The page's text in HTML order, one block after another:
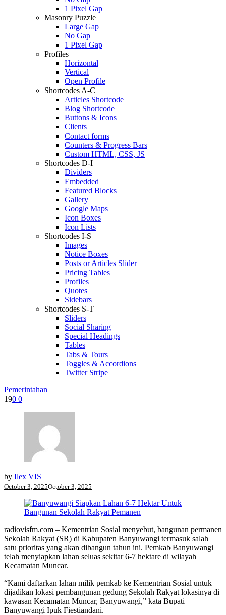
1 Pixel Gap
Masonry Puzzle
Large Gap
No Gap
1 Pixel Gap
Profiles
Horizontal
Vertical
Open Profile
Shortcodes A-C
Articles Shortcode
Blog Shortcode
Buttons & Icons
Clients
Contact forms
Counters & Progress Bars
Custom HTML, CSS, JS
Shortcodes D-I
Dividers
Embedded
Featured Blocks
Gallery
Google Maps
Icon Boxes
Icon Lists
Shortcodes I-S
Images
Notice Boxes
Posts or Articles Slider
Pricing Tables
Profiles
Quotes
Sidebars
Shortcodes S-T
Sliders
Social Sharing
Special Headings
Tables
Tabs & Tours
Toggles & Accordions
Twitter Stripe
Pemerintahan
190 0
by Ilex VIS
October 3, 2025October 3, 2025
radiovisfm.com – Kementrian Sosial menyebut, bangunan permanen
Sekolah Rakyat (SR) di Kabupaten Banyuwangi termasuk salah
satu prioritas yang akan dibangun tahun ini. Pemkab Banyuwangi
telah menyiapkan lahan seluas sekitar 6-7 hektare di wilayah
Kecamatan Muncar.
“Kami daftarkan lahan milik pemkab ke Kementrian Sosial untuk
dijadikan lokasi pembangunan gedung Sekolah Rakyat lokasinya di
kawasan Kecamatan Muncar, Banyuwangi,” kata Bupati
Banyuwangi Ipuk Fiestiandani.